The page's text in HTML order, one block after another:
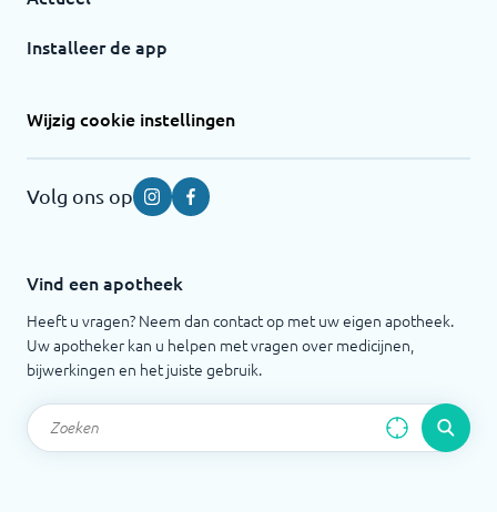
Installeer de app
Wijzig cookie instellingen
Volg ons op InstagramFacebook
Vind een apotheek
Heeft u vragen? Neem dan contact op met uw eigen apotheek.
Uw apotheker kan u helpen met vragen over medicijnen,
bijwerkingen en het juiste gebruik.